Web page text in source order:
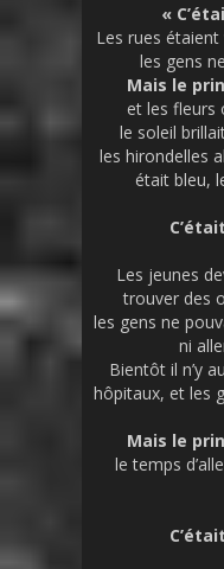
«
Les rues
les gens
Mais le
et les fleurs
le soleil b
les hirondelles
était bleu,
Les jeunes
trouver des
les gens ne
ni
Bientôt il n’y
hôpitaux, et les
Mais le
le temps